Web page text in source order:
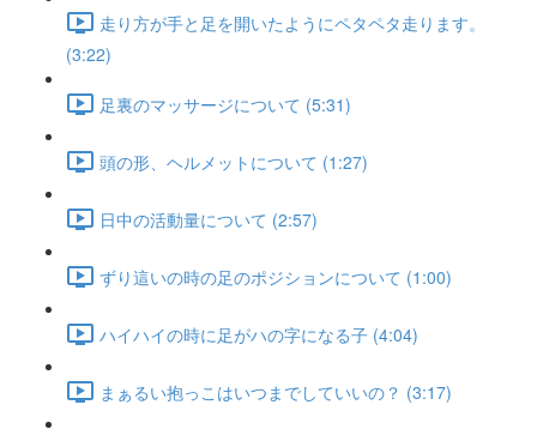
走り方が手と足を開いたようにペタペタ走ります。
(3:22)
足裏のマッサージについて (5:31)
頭の形、ヘルメットについて (1:27)
日中の活動量について (2:57)
ずり這いの時の足のポジションについて (1:00)
ハイハイの時に足がハの字になる子 (4:04)
まぁるい抱っこはいつまでしていいの？ (3:17)